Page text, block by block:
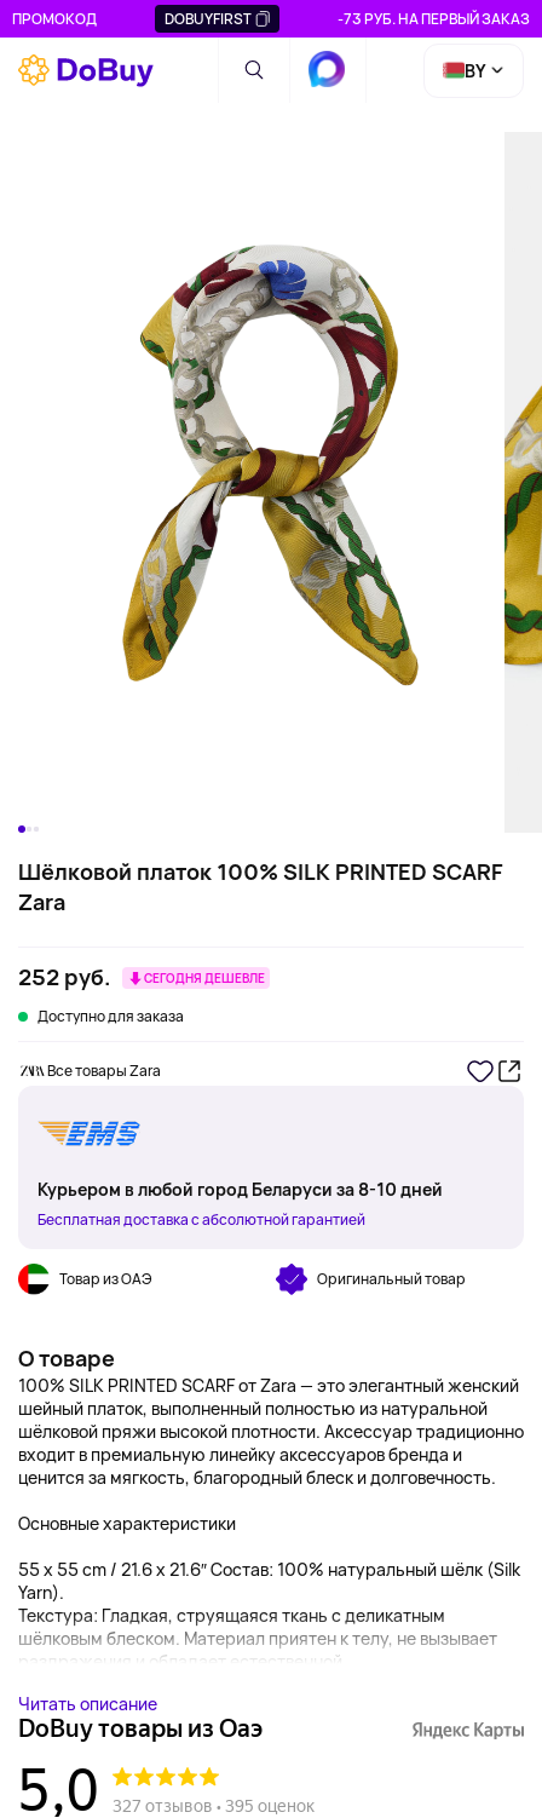
ПРОМОКОД DOBUYFIRST -73 РУБ. НА ПЕРВЫЙ ЗАКАЗ
BY
Шёлковой платок 100% SILK PRINTED SCARF
Zara
252 руб. СЕГОДНЯ ДЕШЕВЛЕ
Доступно для заказа
Все товары Zara
Курьером в любой город Беларуси за 8-10 дней
Бесплатная доставка с абсолютной гарантией
Товар из ОАЭ Оригинальный товар
О товаре
100% SILK PRINTED SCARF от Zara — это элегантный женский
шейный платок, выполненный полностью из натуральной
шёлковой пряжи высокой плотности. Аксессуар традиционно
входит в премиальную линейку аксессуаров бренда и
ценится за мягкость, благородный блеск и долговечность.
Основные характеристики
55 x 55 cm / 21.6 x 21.6″ Состав: 100% натуральный шёлк (Silk
Yarn).
Текстура: Гладкая, струящаяся ткань с деликатным
шёлковым блеском. Материал приятен к телу, не вызывает
раздражения и обладает естественной...
Читать описание